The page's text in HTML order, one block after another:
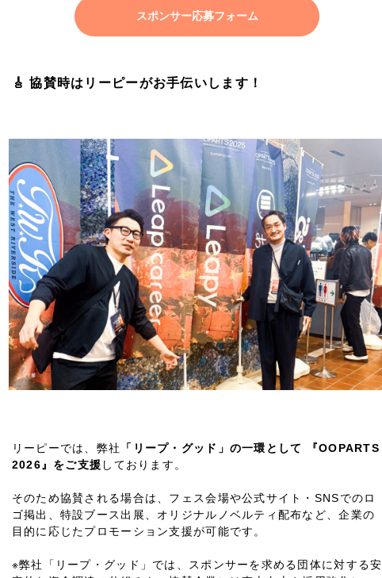
スポンサー応募フォーム
🎸 協賛時はリーピーがお手伝いします！
リーピーでは、弊社
「リープ・グッド」の一環として 『OOPARTS
2026』をご支援 しております。
そのため協賛される場合は、フェス会場や公式サイト・SNSでのロ
ゴ掲出、特設ブース出展、オリジナルノベルティ配布など、企業の
目的に応じたプロモーション支援が可能です。
※弊社「リープ・グッド」では、スポンサーを求める団体に対する安